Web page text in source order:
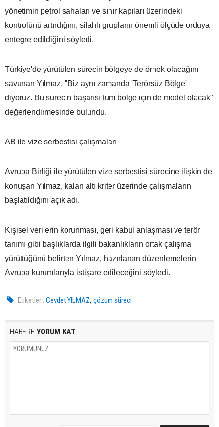
yönetimin petrol sahaları ve sınır kapıları üzerindeki
kontrolünü artırdığını, silahlı grupların önemli ölçüde orduya
entegre edildiğini söyledi.
Türkiye'de yürütülen sürecin bölgeye de örnek olacağını
savunan Yılmaz, "Biz aynı zamanda 'Terörsüz Bölge'
diyoruz. Bu sürecin başarısı tüm bölge için de model olacak"
değerlendirmesinde bulundu.
AB ile vize serbestisi çalışmaları
Avrupa Birliği ile yürütülen vize serbestisi sürecine ilişkin de
konuşan Yılmaz, kalan altı kriter üzerinde çalışmaların
başlatıldığını açıkladı.
Kişisel verilerin korunması, geri kabul anlaşması ve terör
tanımı gibi başlıklarda ilgili bakanlıkların ortak çalışma
yürüttüğünü belirten Yılmaz, hazırlanan düzenlemelerin
Avrupa kurumlarıyla istişare edileceğini söyledi.
Etiketler : Cevdet YILMAZ,çözüm süreci
HABERE YORUM KAT